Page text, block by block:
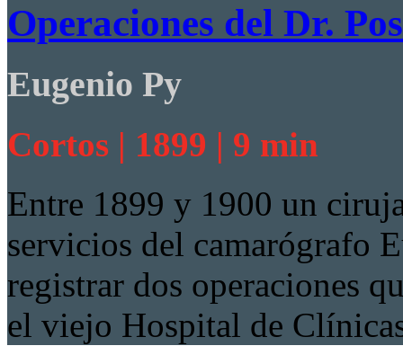
Operaciones del Dr.
Eugenio Py
Cortos | 1899 | 9 min
Entre 1899 y 1900 un
servicios del camarógrafo
registrar dos operaciones
el viejo Hospital de